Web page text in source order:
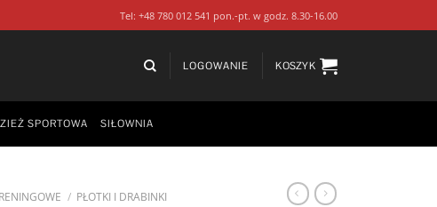
Tel: +48 780 012 541 pon.-pt. w godz. 8.30-16.00
LOGOWANIE KOSZYK
SPORTOWA SIŁOWNIA
/ PŁOTKI I DRABINKI